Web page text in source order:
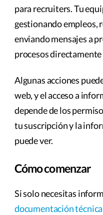
para recruiters. Tu
gestionando empleos,
enviando mensajes a
procesos directamente
Algunas acciones
web, y el acceso a
depende de los
tu suscripción y la
puede ver.
Cómo comenzar
Si solo necesitas
documentación técnica